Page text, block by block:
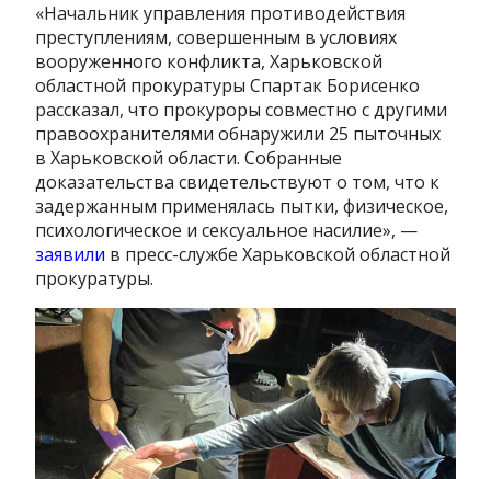
«Начальник управления противодействия
преступлениям, совершенным в условиях
вооруженного конфликта, Харьковской
областной прокуратуры Спартак Борисенко
рассказал, что прокуроры совместно с другими
правоохранителями обнаружили 25 пыточных
в Харьковской области. Собранные
доказательства свидетельствуют о том, что к
задержанным применялась пытки, физическое,
психологическое и сексуальное насилие», —
заявили в пресс-службе Харьковской областной
прокуратуры.